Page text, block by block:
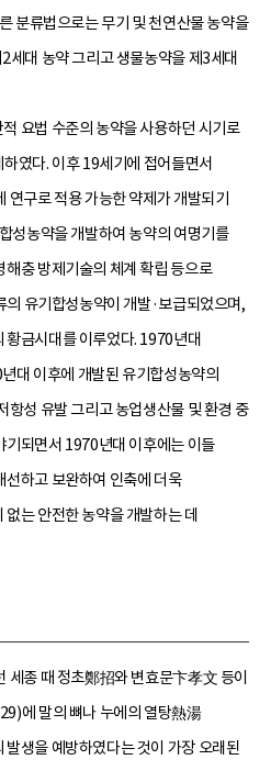
분류법으로는 무기 및 천연산물 농약을
세대 농약 그리고 생물농약을 제3세대
요법 수준의 농약을 사용하던 시기로
였다. 이후 19세기에 접어들면서
연구로 적용 가능한 약제가 개발되기
성농약을 개발하여 농약의 여명기를
충 방제기술의 체계 확립 등으로
유기합성농약이 개발·보급되었으며,
황금시대를 이루었다. 1970년대
대 이후에 개발된 유기합성농약의
항성 유발 그리고 농업생산물 및 환경 중
기되면서 1970년대 이후에는 이들
선하고 보완하여 인축에 더욱
는 안전한 농약을 개발하는 데
세종 때 정초鄭招와 변효문卞孝文 등이
에 말의 뼈나 누에의 열탕熱湯
생을 예방하였다는 것이 가장 오래된